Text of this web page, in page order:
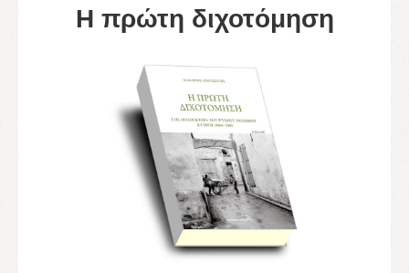
Η πρώτη διχοτόμηση